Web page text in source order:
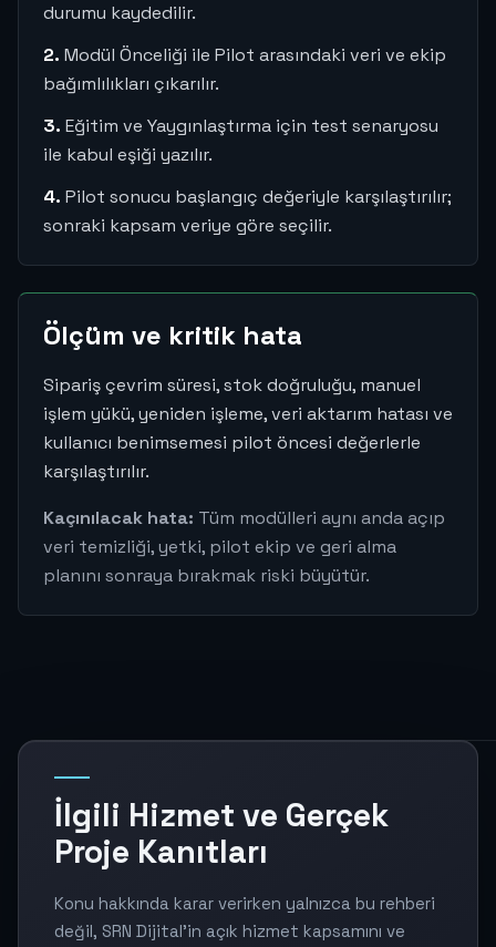
durumu kaydedilir.
2. Modül Önceliği ile Pilot arasındaki veri ve ekip
bağımlılıkları çıkarılır.
3. Eğitim ve Yaygınlaştırma için test senaryosu
ile kabul eşiği yazılır.
4. Pilot sonucu başlangıç değeriyle karşılaştırılır;
sonraki kapsam veriye göre seçilir.
Ölçüm ve kritik hata
Sipariş çevrim süresi, stok doğruluğu, manuel
işlem yükü, yeniden işleme, veri aktarım hatası ve
kullanıcı benimsemesi pilot öncesi değerlerle
karşılaştırılır.
Kaçınılacak hata: Tüm modülleri aynı anda açıp
veri temizliği, yetki, pilot ekip ve geri alma
planını sonraya bırakmak riski büyütür.
İlgili Hizmet ve Gerçek
Proje Kanıtları
Konu hakkında karar verirken yalnızca bu rehberi
değil, SRN Dijital'in açık hizmet kapsamını ve